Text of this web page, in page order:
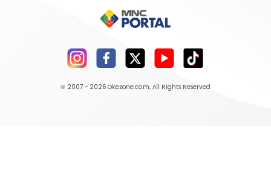
© 2007 - 2026 Okezone.com, All Rights Reserved